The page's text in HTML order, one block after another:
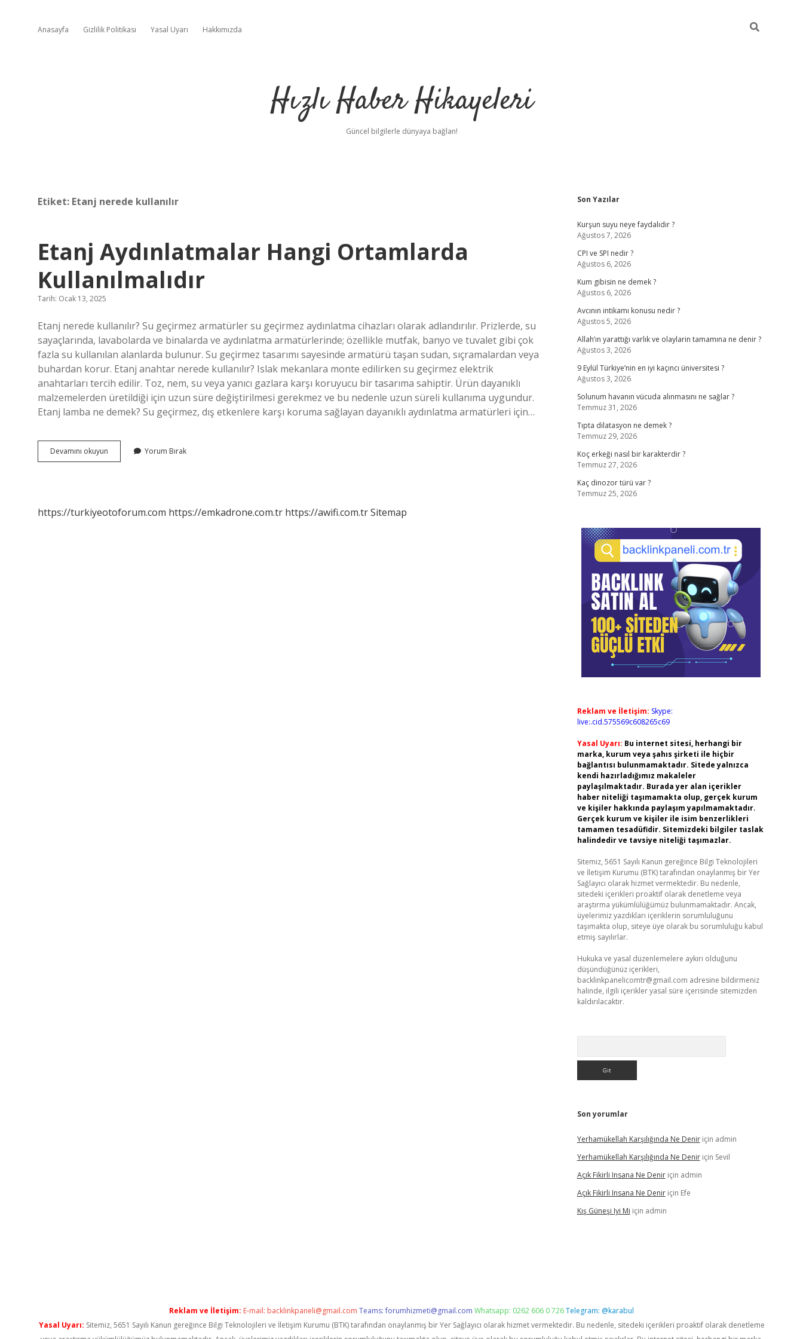
Anasayfa Gizlilik Politikası Yasal Uyarı Hakkımızda
Hızlı Haber Hikayeleri
Güncel bilgilerle dünyaya bağlan!
Etiket: Etanj nerede kullanılır
Etanj Aydınlatmalar Hangi Ortamlarda
Kullanılmalıdır
Tarih: Ocak 13, 2025
Etanj nerede kullanılır? Su geçirmez armatürler su geçirmez aydınlatma cihazları olarak adlandırılır. Prizlerde, su
sayaçlarında, lavabolarda ve binalarda ve aydınlatma armatürlerinde; özellikle mutfak, banyo ve tuvalet gibi çok
fazla su kullanılan alanlarda bulunur. Su geçirmez tasarımı sayesinde armatürü taşan sudan, sıçramalardan veya
buhardan korur. Etanj anahtar nerede kullanılır? Islak mekanlara monte edilirken su geçirmez elektrik
anahtarları tercih edilir. Toz, nem, su veya yanıcı gazlara karşı koruyucu bir tasarıma sahiptir. Ürün dayanıklı
malzemelerden üretildiği için uzun süre değiştirilmesi gerekmez ve bu nedenle uzun süreli kullanıma uygundur.
Etanj lamba ne demek? Su geçirmez, dış etkenlere karşı koruma sağlayan dayanıklı aydınlatma armatürleri için…
Devamını okuyun
Aydınlatmalar
Yorum Bırak
https://turkiyeotoforum.com https://emkadrone.com.tr https://awifi.com.trSitemap
Sidebar
Son Yazılar
Kurşun suyu neye faydalıdır ?
Ağustos 7, 2026
CPI ve SPI nedir ?
Ağustos 6, 2026
Kum gibisin ne demek ?
Ağustos 6, 2026
Avcının intikamı konusu nedir ?
Ağustos 5, 2026
Allah’ın yarattığı varlık ve olaylarin tamamına ne denir ?
Ağustos 3, 2026
9 Eylül Türkiye’nin en iyi kaçıncı üniversitesi ?
Ağustos 3, 2026
Solunum havanın vücuda alınmasını ne sağlar ?
Temmuz 31, 2026
Tıpta dilatasyon ne demek ?
Temmuz 29, 2026
Koç erkeği nasıl bir karakterdir ?
Temmuz 27, 2026
Kaç dinozor türü var ?
Temmuz 25, 2026
Reklam ve İletişim: Skype:
live:.cid.575569c608265c69
Yasal Uyarı: Bu internet sitesi, herhangi bir
marka, kurum veya şahıs şirketi ile hiçbir
bağlantısı bulunmamaktadır. Sitede yalnızca
kendi hazırladığımız makaleler
paylaşılmaktadır. Burada yer alan içerikler
haber niteliği taşımamakta olup, gerçek kurum
ve kişiler hakkında paylaşım yapılmamaktadır.
Gerçek kurum ve kişiler ile isim benzerlikleri
tamamen tesadüfidir. Sitemizdeki bilgiler taslak
halindedir ve tavsiye niteliği taşımazlar.
Sitemiz, 5651 Sayılı Kanun gereğince Bilgi Teknolojileri
ve İletişim Kurumu (BTK) tarafından onaylanmış bir Yer
Sağlayıcı olarak hizmet vermektedir. Bu nedenle,
sitedeki içerikleri proaktif olarak denetleme veya
araştırma yükümlülüğümüz bulunmamaktadır. Ancak,
üyelerimiz yazdıkları içeriklerin sorumluluğunu
taşımakta olup, siteye üye olarak bu sorumluluğu kabul
etmiş sayılırlar.
Hukuka ve yasal düzenlemelere aykırı olduğunu
düşündüğünüz içerikleri,
backlinkpanelicomtr@gmail.com adresine bildirmeniz
halinde, ilgili içerikler yasal süre içerisinde sitemizden
kaldırılacaktır.
Son yorumlar
Yerhamükellah Karşılığında Ne Deniriçin admin
Yerhamükellah Karşılığında Ne Deniriçin Sevil
Açık Fikirli Insana Ne Deniriçin admin
Açık Fikirli Insana Ne Deniriçin Efe
Kış Güneşi Iyi Mi için admin
Reklam ve İletişim: E-mail: backlinkpaneli@gmail.com Teams:forumhizmeti@gmail.com Whatsapp: 0262 606 0 726Telegram: @karabul
Yasal Uyarı: Sitemiz, 5651 Sayılı Kanun gereğince Bilgi Teknolojileri ve İletişim Kurumu (BTK) tarafından onaylanmış bir Yer Sağlayıcı olarak hizmet vermektedir. Bu nedenle, sitedeki içerikleri proaktif olarak denetleme